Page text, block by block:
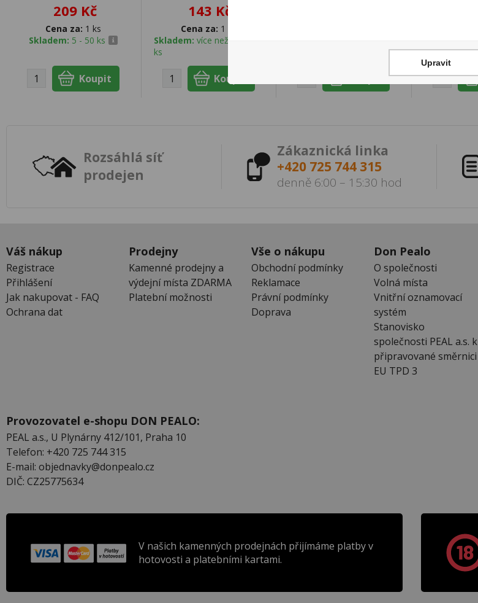
209 Kč
Cena za: 1 ks
Skladem: 5 - 50 ks
143 Kč
Cena za: 1 ks
Skladem: více než 500
ks
balení
Rozsáhlá síť
prodejen
Zákaznická linka
+420 725 744 315
denně 6:00 – 15:30 hod
Váš nákup
Registrace
Přihlášení
Jak nakupovat - FAQ
Ochrana dat
Prodejny
Kamenné prodejny a
výdejní místa ZDARMA
Platební možnosti
Vše o nákupu
Obchodní podmínky
Reklamace
Právní podmínky
Doprava
Don Pealo
O společnosti
Volná místa
Vnitřní oznamovací
systém
Stanovisko
společnosti PEAL a.s. k
připravované směrnici
EU TPD 3
Provozovatel e-shopu DON PEALO:
PEAL a.s., U Plynárny 412/101, Praha 10
Telefon: +420 725 744 315
E-mail: objednavky@donpealo.cz
DIČ: CZ25775634
V našich kamenných prodejnách přijímáme platby v
hotovosti a platebními kartami.
Upravit